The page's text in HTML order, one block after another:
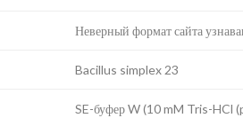
Неверный формат сайта
Bacillus simplex 23
SE-буфер W (10 mM Tris-HCl